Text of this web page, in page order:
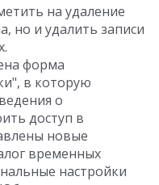
на удаление
но и удалить записи
форма
в которую
о
доступ в
новые
временных
настройки